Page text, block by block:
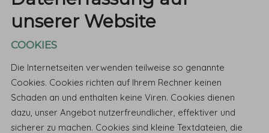
unserer Website
COOKIES
Die Internetseiten verwenden teilweise so genannte
Cookies. Cookies richten auf Ihrem Rechner keinen
Schaden an und enthalten keine Viren. Cookies dienen
dazu, unser Angebot nutzerfreundlicher, effektiver und
sicherer zu machen. Cookies sind kleine Textdateien, die